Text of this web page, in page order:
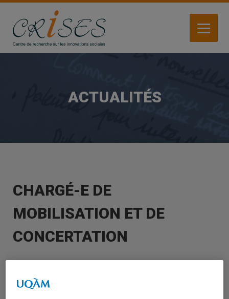
Aller
contenu
principal
ACTUALITÉS
CHARGÉ-E DE
MOBILISATION ET DE
CONCERTATION
l’intelligence collective et les changements